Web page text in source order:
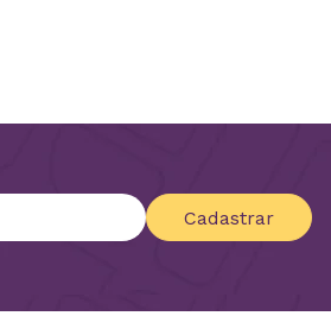
Cadastrar